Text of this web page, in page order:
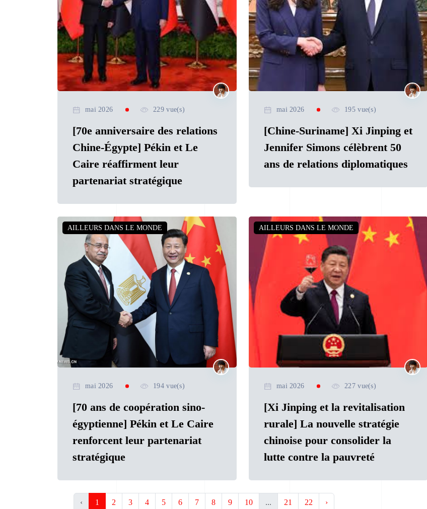
mai 2026 229 vue(s)
[70e anniversaire des relations
Chine-Égypte] Pékin et Le
Caire réaffirment leur
partenariat stratégique
mai 2026 195 vue(s)
[Chine-Suriname] Xi Jinping et
Jennifer Simons célèbrent 50
ans de relations diplomatiques
AILLEURS DANS LE MONDE
mai 2026 194 vue(s)
[70 ans de coopération sino-
égyptienne] Pékin et Le Caire
renforcent leur partenariat
stratégique
AILLEURS DANS LE MONDE
mai 2026 227 vue(s)
[Xi Jinping et la revitalisation
rurale] La nouvelle stratégie
chinoise pour consolider la
lutte contre la pauvreté
‹ 1 2 3 4 5 6 7 8 9 10 ... 21 22 ›